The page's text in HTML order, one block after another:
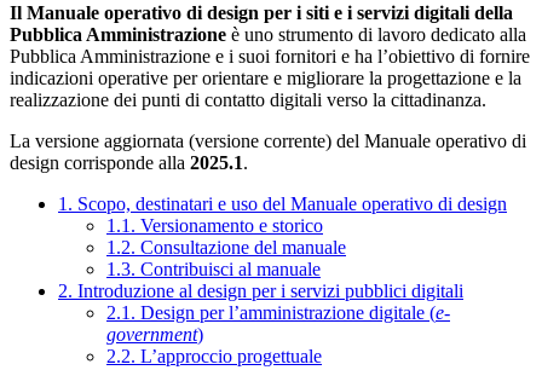
Il Manuale operativo di design per i siti e i servizi digitali della
Pubblica Amministrazione è uno strumento di lavoro dedicato alla
Pubblica Amministrazione e i suoi fornitori e ha l’obiettivo di fornire
indicazioni operative per orientare e migliorare la progettazione e la
realizzazione dei punti di contatto digitali verso la cittadinanza.
La versione aggiornata (versione corrente) del Manuale operativo di
design corrisponde alla 2025.1.
1. Scopo, destinatari e uso del Manuale operativo di design
1.1. Versionamento e storico
1.2. Consultazione del manuale
1.3. Contribuisci al manuale
2. Introduzione al design per i servizi pubblici digitali
2.1. Design per l’amministrazione digitale (e-
government)
2.2. L’approccio progettuale